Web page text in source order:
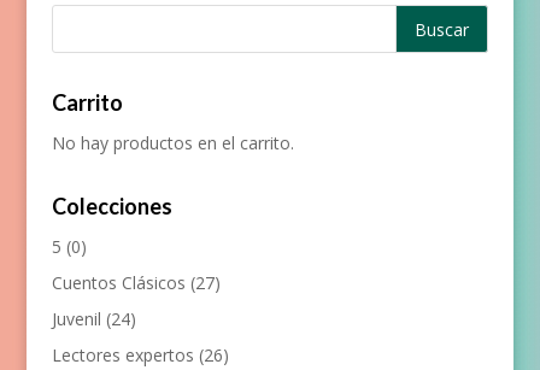
Carrito
No hay productos en el carrito.
Colecciones
5 (0)
Cuentos Clásicos (27)
Juvenil (24)
Lectores expertos (26)